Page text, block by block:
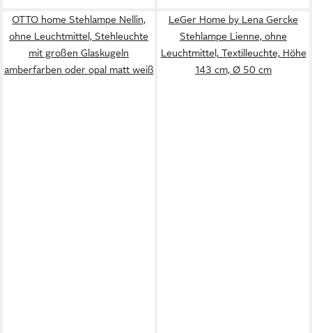
OTTO home Stehlampe Nellin,
ohne Leuchtmittel, Stehleuchte
mit großen Glaskugeln
amberfarben oder opal matt weiß
LeGer Home by Lena Gercke
Stehlampe Lienne, ohne
Leuchtmittel, Textilleuchte, Höhe
143 cm, Ø 50 cm